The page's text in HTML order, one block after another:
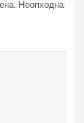
Неопходна